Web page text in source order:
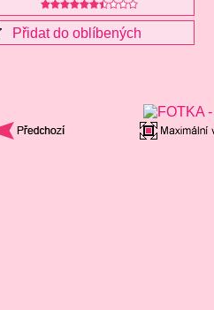
Přidat do oblíbených